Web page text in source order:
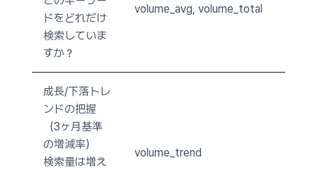
ドをどれだけ
検索していま
すか？
volume_avg, volume_total
成長/下落トレ
ンドの把握
（3ヶ月基準
の増減率）
検索量は増え
volume_trend